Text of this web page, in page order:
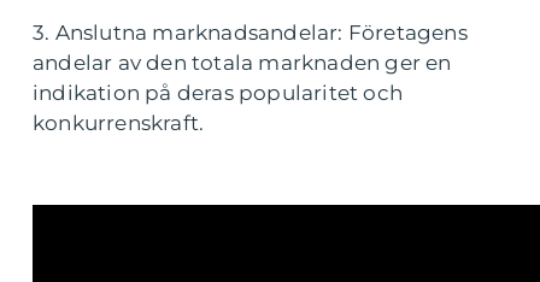
3. Anslutna marknadsandelar: Företagens
andelar av den totala marknaden ger en
indikation på deras popularitet och
konkurrenskraft.